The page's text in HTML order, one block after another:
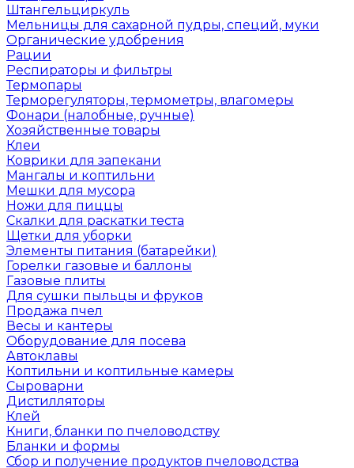
Штангельциркуль
Мельницы для сахарной пудры, специй, муки
Органические удобрения
Рации
Респираторы и фильтры
Термопары
Терморегуляторы, термометры, влагомеры
Фонари (налобные, ручные)
Хозяйственные товары
Клеи
Коврики для запекани
Мангалы и коптильни
Мешки для мусора
Ножи для пиццы
Скалки для раскатки теста
Щетки для уборки
Элементы питания (батарейки)
Горелки газовые и баллоны
Газовые плиты
Для сушки пыльцы и фруков
Продажа пчел
Весы и кантеры
Оборудование для посева
Автоклавы
Коптильни и коптильные камеры
Сыроварни
Дистилляторы
Клей
Книги, бланки по пчеловодству
Бланки и формы
Сбор и получение продуктов пчеловодства